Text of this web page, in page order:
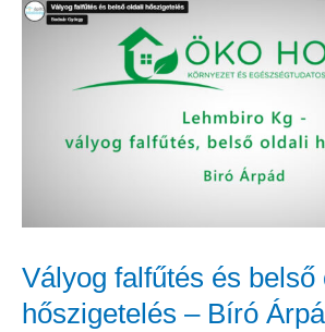
Vályog falfűtés és belső
hőszigetelés – Bíró
Vályog
oldali
–
Bíró
Árpád